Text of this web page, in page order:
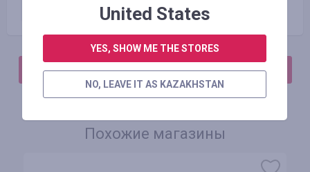
Исключенные предложения
АВТОРИЗИРУЙТЕСЬ, ЧТОБЫ ОСТАВИТЬ ОТЗЫВ
Похожие магазины
United States
YES, SHOW ME THE STORES
NO, LEAVE IT AS KAZAKHSTAN